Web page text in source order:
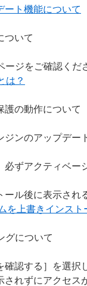
ート機能について
ついて
ージをご確認くだ
は？
護の動作について
ジンのアップデ
ずアクティベ
ール後に表示され
を上書きインス
グについて
確認する］を選
されずにアクセス